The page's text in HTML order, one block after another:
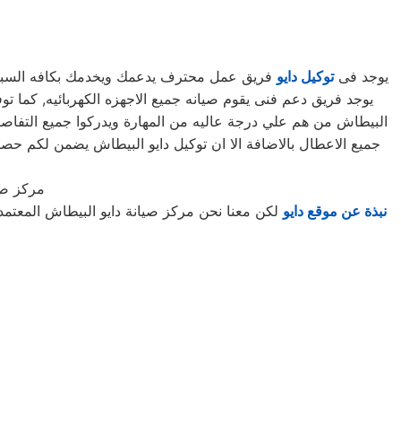
يوجد فىتوكيل دايو فريق عمل محترف يدعمك ويخدمك بكافه السبل
البيطاش من هم علي درجة عاليه من المهارة ويدركوا جميع
جميع الاعطال بالاضافة الا ان توكيل دايو البيطاش يضمن
مركز
نبذة عن موقع دايو لكن معنا نحن مركز صيانة دايو البيطاش